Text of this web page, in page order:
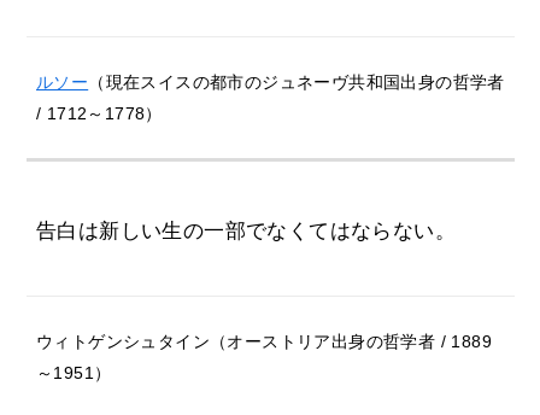
ルソー （現在スイスの都市のジュネーヴ共和国出身の哲学者
/ 1712～1778）
告白は新しい生の一部でなくてはならない。
ウィトゲンシュタイン（オーストリア出身の哲学者 / 1889
～1951）